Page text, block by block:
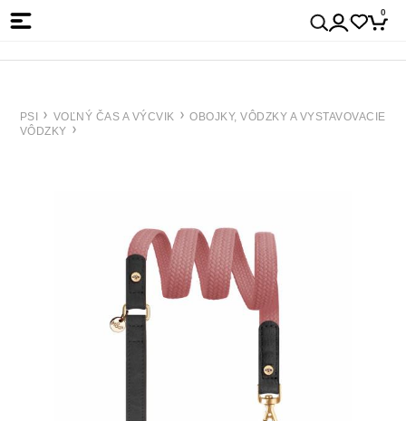
0
PSI VOĽNÝ ČAS A VÝCVIK
OBOJKY, VÔDZKY A VYSTAVOVACIE
VÔDZKY